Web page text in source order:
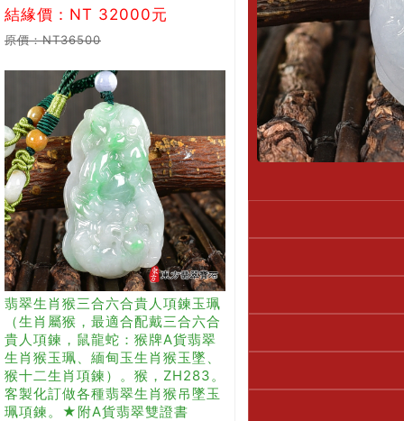
結緣價：NT 32000元
原價：NT36500
翡翠生肖猴三合六合貴人項鍊玉珮
（生肖屬猴，最適合配戴三合六合
貴人項鍊，鼠龍蛇：猴牌A貨翡翠
生肖猴玉珮、緬甸玉生肖猴玉墜、
猴十二生肖項鍊）。猴，ZH283。
客製化訂做各種翡翠生肖猴吊墜玉
珮項鍊。★附A貨翡翠雙證書